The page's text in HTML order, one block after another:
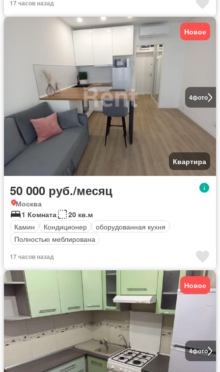
17 часов назад
4фото
Новое
Квартира
50 000 руб./месяц
Москва
1 Комната
20 кв.м
Камин
Кондиционер
оборудованная кухня
Полностью меблирована
17 часов назад
4фото
Новое